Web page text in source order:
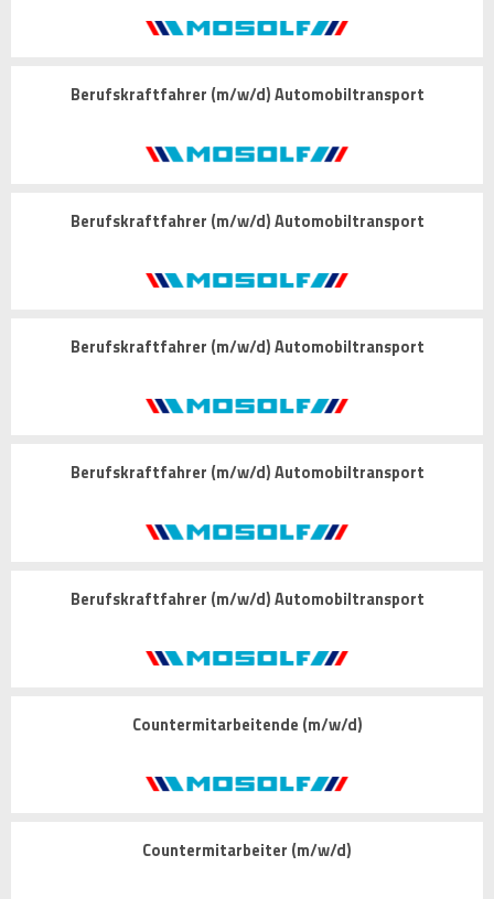
Berufskraftfahrer (m/w/d) Automobiltransport
Berufskraftfahrer (m/w/d) Automobiltransport
Berufskraftfahrer (m/w/d) Automobiltransport
Berufskraftfahrer (m/w/d) Automobiltransport
Berufskraftfahrer (m/w/d) Automobiltransport
Countermitarbeitende (m/w/d)
Countermitarbeiter (m/w/d)